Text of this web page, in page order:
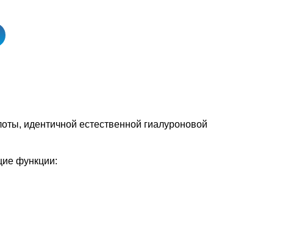
идентичной естественной гиалуроновой
функции: